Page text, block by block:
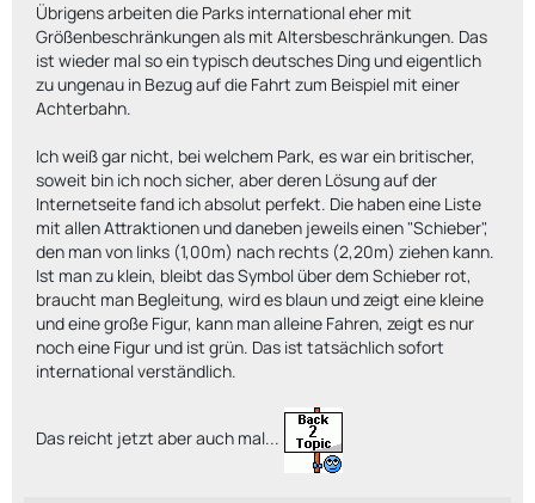
Übrigens arbeiten die Parks international eher mit
Größenbeschränkungen als mit Altersbeschränkungen. Das
ist wieder mal so ein typisch deutsches Ding und eigentlich
zu ungenau in Bezug auf die Fahrt zum Beispiel mit einer
Achterbahn.
Ich weiß gar nicht, bei welchem Park, es war ein britischer,
soweit bin ich noch sicher, aber deren Lösung auf der
Internetseite fand ich absolut perfekt. Die haben eine Liste
mit allen Attraktionen und daneben jeweils einen "Schieber",
den man von links (1,00m) nach rechts (2,20m) ziehen kann.
Ist man zu klein, bleibt das Symbol über dem Schieber rot,
braucht man Begleitung, wird es blaun und zeigt eine kleine
und eine große Figur, kann man alleine Fahren, zeigt es nur
noch eine Figur und ist grün. Das ist tatsächlich sofort
international verständlich.
Das reicht jetzt aber auch mal...